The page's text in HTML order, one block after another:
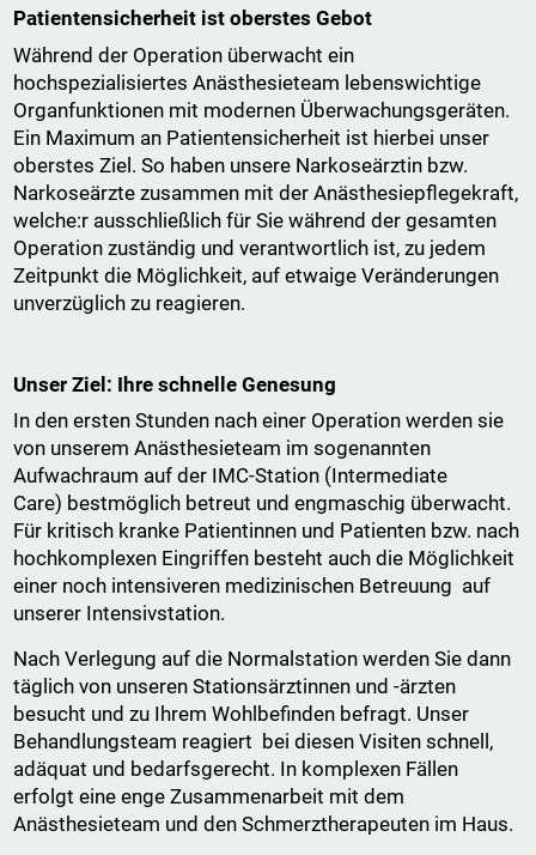
Patientensicherheit ist oberstes Gebot
Während der Operation überwacht ein
hochspezialisiertes Anästhesieteam lebenswichtige
Organfunktionen mit modernen Überwachungsgeräten.
Ein Maximum an Patientensicherheit ist hierbei unser
oberstes Ziel. So haben unsere Narkoseärztin bzw.
Narkoseärzte zusammen mit der Anästhesiepflegekraft,
welche:r ausschließlich für Sie während der gesamten
Operation zuständig und verantwortlich ist, zu jedem
Zeitpunkt die Möglichkeit, auf etwaige Veränderungen
unverzüglich zu reagieren.
Unser Ziel: Ihre schnelle Genesung
In den ersten Stunden nach einer Operation werden sie
von unserem Anästhesieteam im sogenannten
Aufwachraum auf der IMC-Station (Intermediate
Care) bestmöglich betreut und engmaschig überwacht.
Für kritisch kranke Patientinnen und Patienten bzw. nach
hochkomplexen Eingriffen besteht auch die Möglichkeit
einer noch intensiveren medizinischen Betreuung auf
unserer Intensivstation.
Nach Verlegung auf die Normalstation werden Sie dann
täglich von unseren Stationsärztinnen und -ärzten
besucht und zu Ihrem Wohlbefinden befragt. Unser
Behandlungsteam reagiert bei diesen Visiten schnell,
adäquat und bedarfsgerecht. In komplexen Fällen
erfolgt eine enge Zusammenarbeit mit dem
Anästhesieteam und den Schmerztherapeuten im Haus.